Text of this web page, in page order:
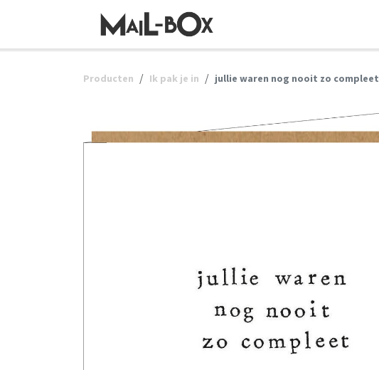
Producten Ik pak je in jullie waren nog nooit zo compleet